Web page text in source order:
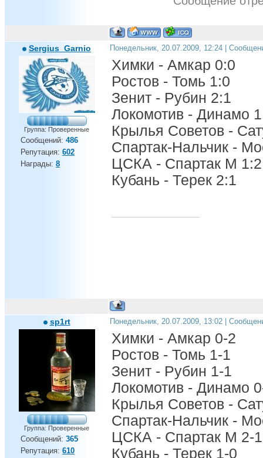
Sergius_Garnio
Группа: Проверенные
Сообщений: 486
Репутация: 602
Награды: 8
Понедельник, 20.07.2009, 12:24 |
Химки - Амкар 0:0
Ростов - Томь 1:0
Зенит - Рубин 2:1
Локомотив - Динамо
Крылья Советов -
Спартак-Нальчик -
ЦСКА - Спартак М 1:2
Кубань - Терек 2:1
sp1rt
Группа: Проверенные
Сообщений: 365
Репутация: 610
Понедельник, 20.07.2009, 13:02 |
Химки - Амкар 0-2
Ростов - Томь 1-1
Зенит - Рубин 1-1
Локомотив - Динамо
Крылья Советов -
Спартак-Нальчик -
ЦСКА - Спартак М 2-1
Кубань - Терек 1-0